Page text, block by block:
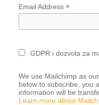
Email Address *
GDPR i dozvola za
We use Mailchimp as
below to subscribe, you
information will be
Learn more about